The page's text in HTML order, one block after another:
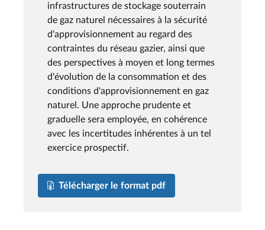
infrastructures de stockage souterrain
de gaz naturel nécessaires à la sécurité
d'approvisionnement au regard des
contraintes du réseau gazier, ainsi que
des perspectives à moyen et long termes
d'évolution de la consommation et des
conditions d'approvisionnement en gaz
naturel. Une approche prudente et
graduelle sera employée, en cohérence
avec les incertitudes inhérentes à un tel
exercice prospectif.
Télécharger le format pdf